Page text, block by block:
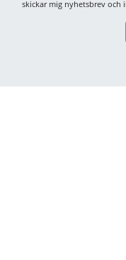
skickar mig nyhetsbrev